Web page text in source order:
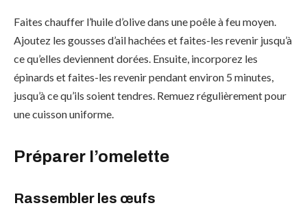
Faites chauffer l’huile d’olive dans une poêle à feu moyen.
Ajoutez les gousses d’ail hachées et faites-les revenir jusqu’à
ce qu’elles deviennent dorées. Ensuite, incorporez les
épinards et faites-les revenir pendant environ 5 minutes,
jusqu’à ce qu’ils soient tendres. Remuez régulièrement pour
une cuisson uniforme.
Préparer l’omelette
Rassembler les œufs